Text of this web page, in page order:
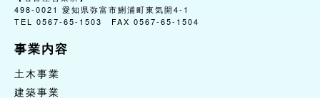
建築工事
自然環境整備
お問合せ
取引先の皆様へ
498-0021 愛知県弥富市鯏浦町東気開4-1
TEL 0567-65-1503 FAX 0567-65-1504
事業内容
土木事業
建築事業